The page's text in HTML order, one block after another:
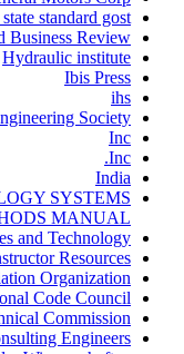
standard gost
Business Review
Hydraulic institute
Ibis Press
ihs
Society
Inc
Inc.
India
SYSTEMS
MANUAL
and Technology
Resources
Organization
Code Council
Commission
Engineers